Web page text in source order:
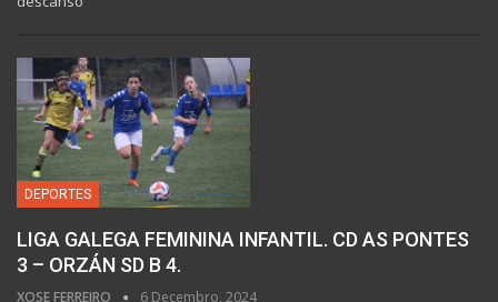
DEPORTES
LIGA GALEGA FEMININA INFANTIL. CD AS PONTES
3 – ORZÁN SD B 4.
XOSE FERREIRO 6 Decembro, 2024